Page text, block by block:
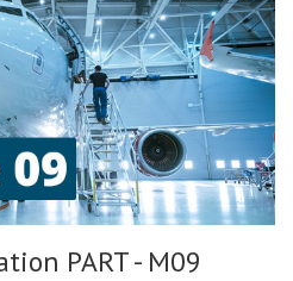
PART - M09